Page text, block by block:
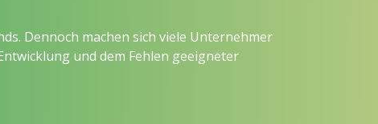
Dennoch machen sich viele Unternehmer
und dem Fehlen geeigneter